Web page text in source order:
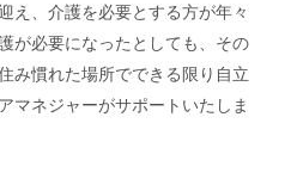
え、介護を必要とする方が年々
が必要になったとしても、その
み慣れた場所でできる限り自立
マネジャーがサポートいたしま